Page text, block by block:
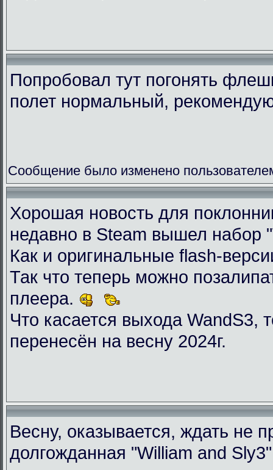
Попробовал тут погонять
полет нормальный,
Сообщение было изменено
Хорошая новость для
недавно в Steam вышел набор
Как и оригинальные flash-
Так что теперь можно
плеера.
Что касается выхода WandS3,
перенесён на весну 2024г.
Весну, оказывается, ждать не
долгожданная "William and